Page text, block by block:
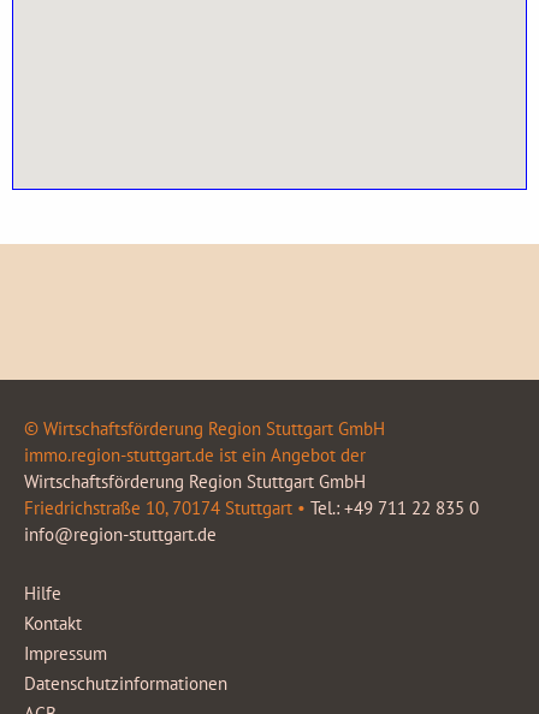
© Wirtschaftsförderung Region Stuttgart GmbH
immo.region-stuttgart.de ist ein Angebot der
Wirtschaftsförderung Region Stuttgart GmbH
Friedrichstraße 10, 70174 Stuttgart • Tel.: +49 711 22 835 0
info@region-stuttgart.de
Hilfe
Kontakt
Impressum
Datenschutzinformationen